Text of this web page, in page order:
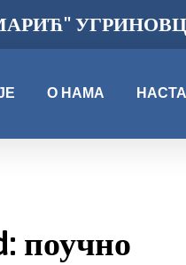
О НАМА
поучно